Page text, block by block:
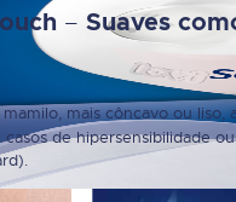
– Suaves
mais côncavo ou liso,
de hipersensibilidade